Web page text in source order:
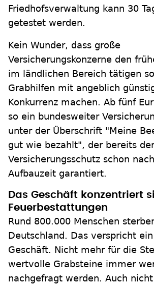
Friedhofsverwaltung kann 30
getestet werden.
Kein Wunder, dass große
Versicherungskonzerne den
im ländlichen Bereich tätigen
Grabhilfen mit angeblich
Konkurrenz machen. Ab fünf
so ein bundesweiter
unter der Überschrift "Meine
gut wie bezahlt", der bereits
Versicherungsschutz schon
Aufbauzeit garantiert.
Das Geschäft konzentriert
Feuerbestattungen
Rund 800.000 Menschen
Deutschland. Das verspricht
Geschäft. Nicht mehr für die
wertvolle Grabsteine immer
nachgefragt werden. Auch